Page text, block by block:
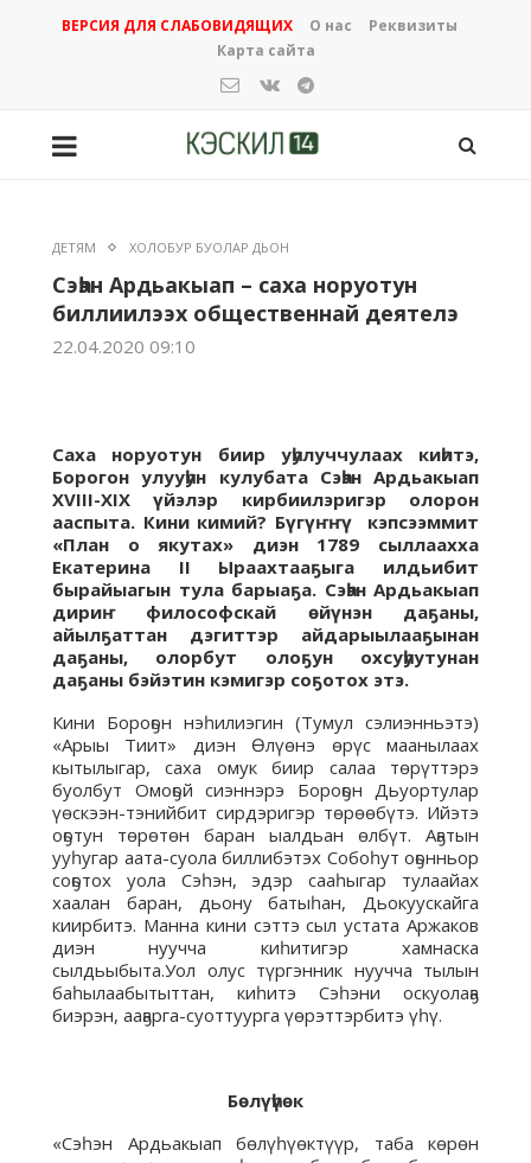
ВЕРСИЯ ДЛЯ СЛАБОВИДЯЩИХ О нас
Реквизиты
Карта сайта
ДЕТЯМ ХОЛОБУР БУОЛАР ДЬОН
Сэһэн Ардьакыап – саха норуотун
биллиилээх общественнай деятелэ
22.04.2020 09:10
Саха норуотун биир уһулуччулаах киһитэ,
Борогон улууһун кулубата Сэһэн Ардьакыап
XVIII-XIX үйэлэр кирбиилэригэр олорон
ааспыта. Кини кимий? Бүгүҥҥү кэпсээммит
«План о якутах» диэн 1789 сыллаахха
Екатерина II Ыраахтааҕыга илдьибит
бырайыагын тула барыаҕа. Сэһэн Ардьакыап
дириҥ философскай өйүнэн даҕаны,
айылҕаттан дэгиттэр айдарыылааҕынан
даҕаны, олорбут олоҕун охсуһуутунан
даҕаны бэйэтин кэмигэр соҕотох этэ.
Кини Бороҕон нэһилиэгин (Тумул сэлиэнньэтэ)
«Арыы Тиит» диэн Өлүөнэ өрүс маанылаах
кытылыгар, саха омук биир салаа төрүттэрэ
буолбут Омоҕой сиэннэрэ Бороҕон Дьуортулар
үөскээн-тэнийбит сирдэригэр төрөөбүтэ. Ийэтэ
оҕотун төрөтөн баран ыалдьан өлбүт. Аҕатын
ууһугар аата-суола биллибэтэх Собоһут оҕонньор
соҕотох уола Сэһэн, эдэр сааһыгар тулаайах
хаалан баран, дьону батыһан, Дьокуускайга
киирбитэ. Манна кини сэттэ сыл устата Аржаков
диэн нуучча киһитигэр хамнаска
сылдьыбыта.Уол олус түргэнник нуучча тылын
баһылаабытыттан, киһитэ Сэһэни оскуолаҕа
биэрэн, ааҕарга-суоттуурга үөрэттэрбитэ үһү.
Бөлүһүөк
«Сэһэн Ардьакыап бөлүһүөктүүр, таба көрөн